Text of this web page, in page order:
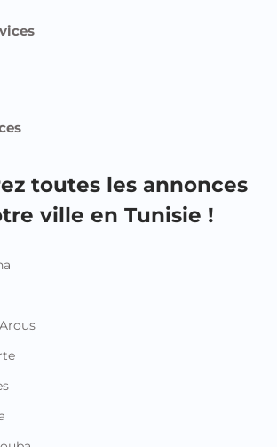
toutes les annonces
ville en Tunisie !